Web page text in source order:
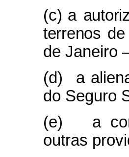
(c) a
terrenos
de Janeiro
(d)
a
do Seguro
(e)
a
outras